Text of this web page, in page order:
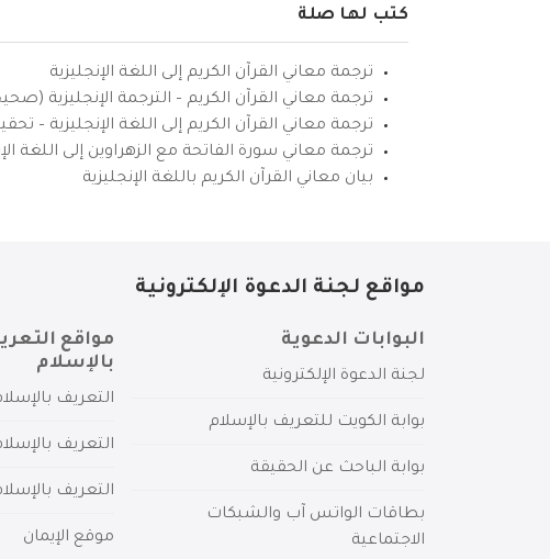
كتب لها صلة
ترجمة معاني القرآن الكريم إلى اللغة الإنجليزية
ترجمة معاني القرآن الكريم – الترجمة الإنجليزية
ترجمة معاني القرآن الكريم إلى اللغة الإنجليزية –
ترجمة معاني سورة الفاتحة مع الزهراوين إلى اللغة
بيان معاني القرآن الكريم باللغة الإنجليزية
مواقع لجنة الدعوة الإلكترونية
البوابات الدعوية
لجنة الدعوة الإلكترونية
بوابة الكويت للتعريف بالإسلام
بوابة الباحث عن الحقيقة
بطاقات الواتس آب والشبكات
الاجتماعية
مواقع
بالإسلام
التعريف
التعريف
التعريف
موقع الإيمان